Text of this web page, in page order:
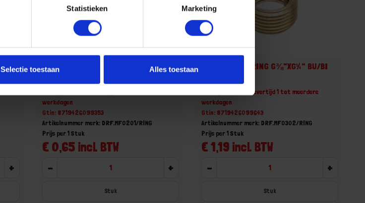
Statistieken Marketing
Selectie toestaan Alles toestaan
+
Draadfitting RING G¼"XG⅛" BU/BI
werkdagen
Gtin: 8719426099353
Artikelnummer merk: DRF.MF0201/RING
€ 0,65 incl. BTW
Prijs per 1 Stuk
- +
Stuk
Draadfitting RING G⅜"XG¼" BU/BI
Niet op voorraad, levertijd 1 tot meerdere
werkdagen
Gtin: 8719426099643
Artikelnummer merk: DRF.MF0302/RING
€ 1,19 incl. BTW
Prijs per 1 Stuk
- +
Stuk